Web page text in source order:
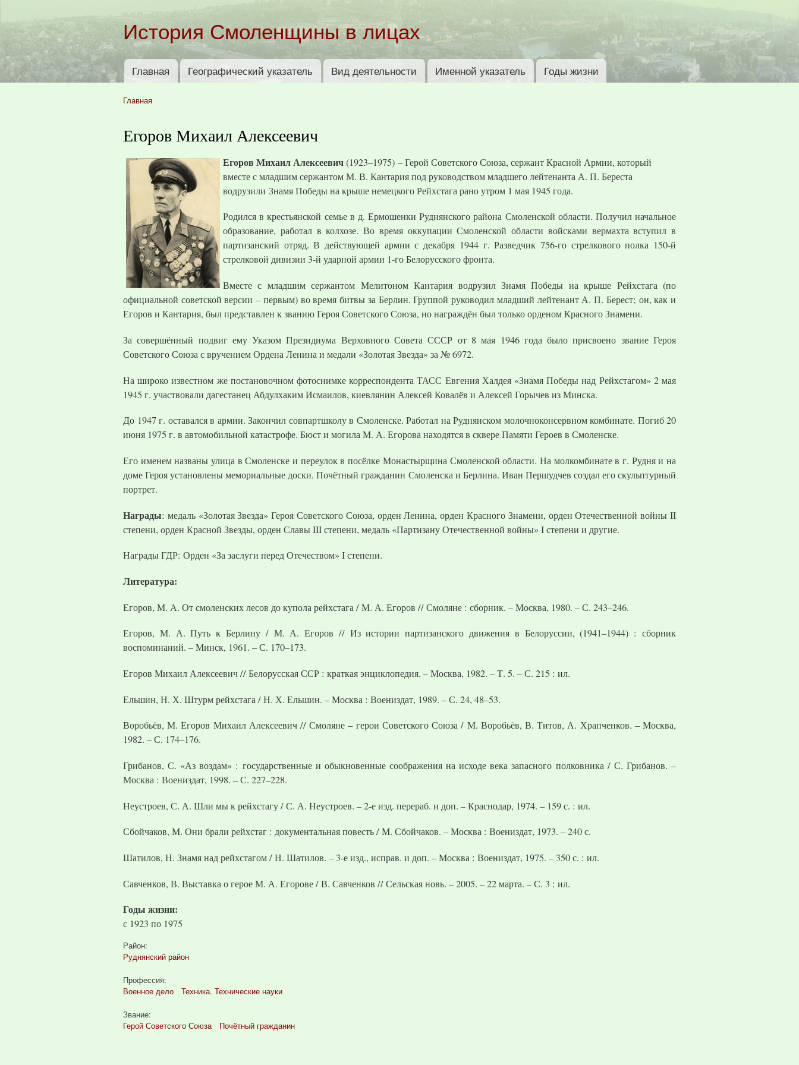
основному
содержанию
История Смоленщины в лицах
Главное меню
Главная Географический указатель Вид деятельности Именной указатель Годы жизни
Главная
Егоров Михаил Алексеевич
Егоров Михаил Алексеевич(1923–1975) – Герой Советского Союза, сержант Красной Армии, который
вместе с младшим сержантом М. В. Кантария под руководством младшего лейтенанта А. П. Береста
водрузили Знамя Победы на крыше немецкого Рейхстага рано утром 1 мая 1945 года.
Родился в крестьянской семье в д. Ермошенки Руднянского района Смоленской области. Получил начальное
образование, работал в колхозе. Во время оккупации Смоленской области войсками вермахта вступил в
партизанский отряд. В действующей армии с декабря 1944 г. Разведчик 756-го стрелкового полка 150-й
стрелковой дивизии 3-й ударной армии 1-го Белорусского фронта.
Вместе с младшим сержантом Мелитоном Кантария водрузил Знамя Победы на крыше Рейхстага (по
официальной советской версии – первым) во время битвы за Берлин. Группой руководил младший лейтенант А. П. Берест; он, как и
Егоров и Кантария, был представлен к званию Героя Советского Союза, но награждён был только орденом Красного Знамени.
За совершённый подвиг ему Указом Президиума Верховного Совета СССР от 8 мая 1946 года было присвоено звание Героя
Советского Союза с вручением Ордена Ленина и медали «Золотая Звезда» за № 6972.
На широко известном же постановочном фотоснимке корреспондента ТАСС Евгения Халдея «Знамя Победы над Рейхстагом» 2 мая
1945 г. участвовали дагестанец Абдулхаким Исмаилов, киевлянин Алексей Ковалёв и Алексей Горычев из Минска.
До 1947 г. оставался в армии. Закончил совпартшколу в Смоленске. Работал на Руднянском молочноконсервном комбинате. Погиб 20
июня 1975 г. в автомобильной катастрофе. Бюст и могила М. А. Егорова находятся в сквере Памяти Героев в Смоленске.
Его именем названы улица в Смоленске и переулок в посёлке Монастырщина Смоленской области. На молкомбинате в г. Рудня и на
доме Героя установлены мемориальные доски. Почётный гражданин Смоленска и Берлина. Иван Першудчев создал его скульптурный
портрет.
Награды: медаль «Золотая Звезда» Героя Советского Союза, орден Ленина, орден Красного Знамени, орден Отечественной войны II
степени, орден Красной Звезды, орден Славы III степени, медаль «Партизану Отечественной войны» I степени и другие.
Награды ГДР: Орден «За заслуги перед Отечеством» I степени.
Литература:
Егоров, М. А. От смоленских лесов до купола рейхстага / М. А. Егоров // Смоляне : сборник. – Москва, 1980. – С. 243–246.
Егоров, М. А. Путь к Берлину / М. А. Егоров // Из истории партизанского движения в Белоруссии, (1941–1944) : сборник
воспоминаний. – Минск, 1961. – С. 170–173.
Егоров Михаил Алексеевич // Белорусская ССР : краткая энциклопедия. – Москва, 1982. – Т. 5. – С. 215 : ил.
Ельшин, Н. Х. Штурм рейхстага / Н. Х. Ельшин. – Москва : Воениздат, 1989. – С. 24, 48–53.
Воробьёв, М. Егоров Михаил Алексеевич // Смоляне – герои Советского Союза / М. Воробьёв, В. Титов, А. Храпченков. – Москва,
1982. – С. 174–176.
Грибанов, С. «Аз воздам» : государственные и обыкновенные соображения на исходе века запасного полковника / С. Грибанов. –
Москва : Воениздат, 1998. – С. 227–228.
Неустроев, С. А. Шли мы к рейхстагу / С. А. Неустроев. – 2-е изд. перераб. и доп. – Краснодар, 1974. – 159 с. : ил.
Сбойчаков, М. Они брали рейхстаг : документальная повесть / М. Сбойчаков. – Москва : Воениздат, 1973. – 240 с.
Шатилов, Н. Знамя над рейхстагом / Н. Шатилов. – 3-е изд., исправ. и доп. – Москва : Воениздат, 1975. – 350 с. : ил.
Савченков, В. Выставка о герое М. А. Егорове / В. Савченков // Сельская новь. – 2005. – 22 марта. – С. 3 : ил.
Годы жизни:
с 1923 по 1975
Район:
Руднянский район
Профессия:
Военное дело
Техника. Технические науки
Звание:
Герой Советского Союза
Почётный гражданин